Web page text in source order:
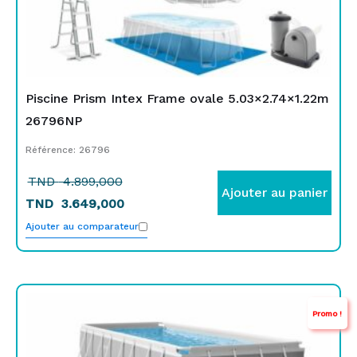
Piscine Prism Intex Frame ovale 5.03×2.74×1.22m
26796NP
Référence: 26796
TND4.899,000
TND 3.649,000
Ajouter au panier
Ajouter au comparateur
Promo !
initial
actuel